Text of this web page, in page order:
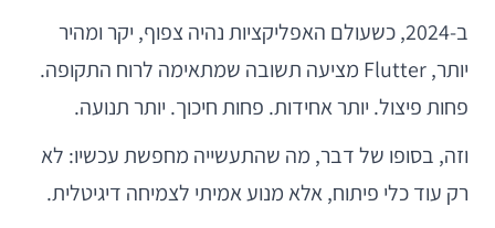
ב-2024, כשעולם האפליקציות נהיה צפוף, יקר ומהיר
יותר, Flutter מציעה תשובה שמתאימה לרוח התקופה.
פחות פיצול. יותר אחידות. פחות חיכוך. יותר תנועה.
וזה, בסופו של דבר, מה שהתעשייה מחפשת עכשיו: לא
רק עוד כלי פיתוח, אלא מנוע אמיתי לצמיחה דיגיטלית.